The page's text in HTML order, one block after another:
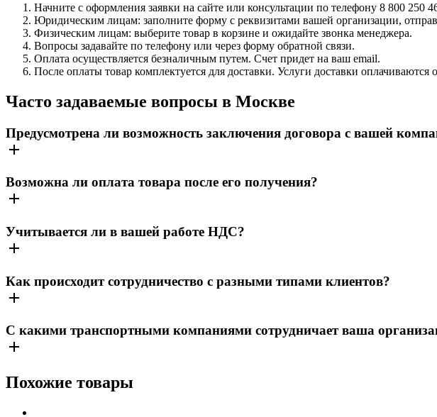
Начните с оформления заявки на сайте или консультации по телефону 8 800 250
Юридическим лицам: заполните форму с реквизитами вашей организации,
Физическим лицам: выберите товар в корзине и ожидайте звонка менеджера.
Вопросы задавайте по телефону или через форму обратной связи.
Оплата осуществляется безналичным путем. Счет придет на ваш email.
После оплаты товар комплектуется для доставки. Услуги доставки оплачиваются
Часто задаваемые вопросы в Москве
Предусмотрена ли возможность заключения договора с вашей
Возможна ли оплата товара после его получения?
Учитывается ли в вашей работе НДС?
Как происходит сотрудничество с разными типами клиентов?
С какими транспортными компаниями сотрудничает ваша
Похожие товары